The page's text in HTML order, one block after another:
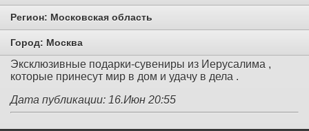
Регион: Московская область
Город: Москва
Эксклюзивные подарки-сувениры из Иерусалима ,
которые принесут мир в дом и удачу в дела .
Дата публикации: 16.Июн 20:55